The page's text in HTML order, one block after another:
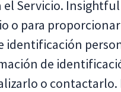
el Servicio.
o para
identificación
de
o